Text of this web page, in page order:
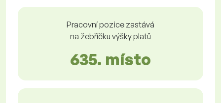
Pracovní pozice zastává
na žebříčku výšky platů
635. místo